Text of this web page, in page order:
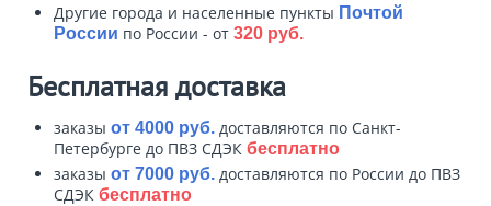
Другие города и населенные пункты Почтой
России по России - от 320 руб.
Бесплатная доставка
заказы от 4000 руб. доставляются по Санкт-
Петербурге до ПВЗ СДЭК бесплатно
заказы от 7000 руб. доставляются по России до ПВЗ
СДЭК бесплатно